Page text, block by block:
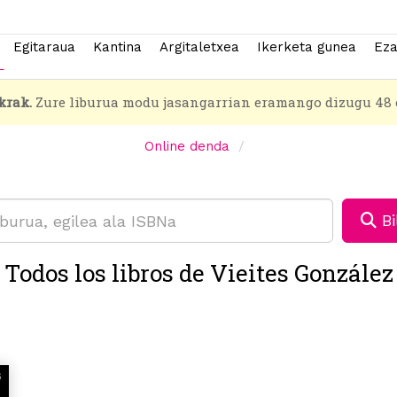
Egitaraua Kantina Argitaletxea Ikerketa gunea
Zure liburua modu jasangarrian eramango dizugu 48
Online denda
Todos los libros de Vieites González